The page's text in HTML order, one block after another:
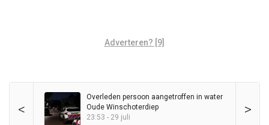
Adverteren? [9]
< >
Overleden persoon aangetroffen in water
Oude Winschoterdiep
23:53 - 29 juli